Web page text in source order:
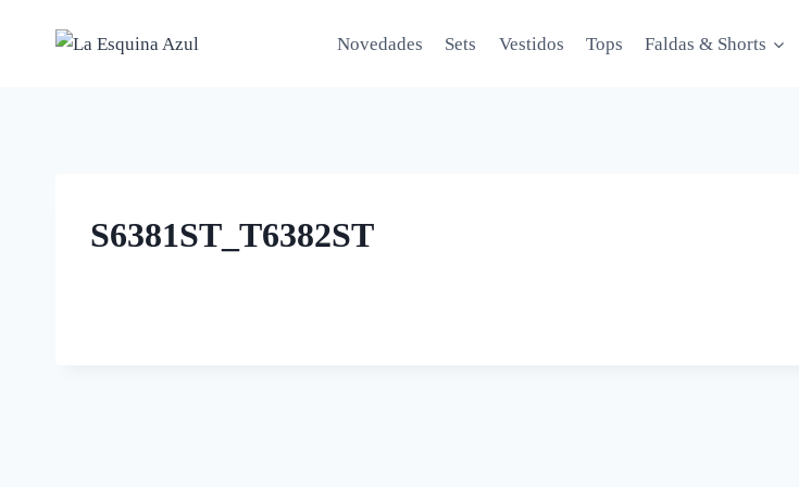
Novedades Sets Vestidos Tops Faldas & Shorts
S6381ST_T6382ST